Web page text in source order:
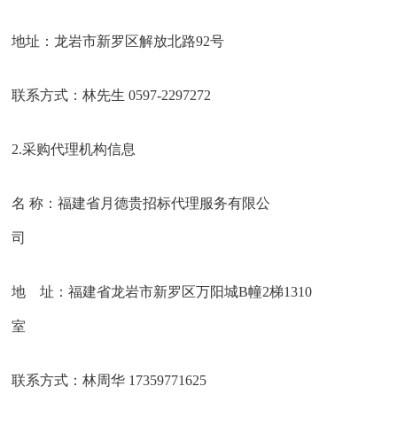
地址：龙岩市新罗区解放北路92号
联系方式：林先生 0597-2297272
2.采购代理机构信息
名 称：福建省月德贵招标代理服务有限公
司
地 址：福建省龙岩市新罗区万阳城B幢2梯1310
室
联系方式：林周华 17359771625